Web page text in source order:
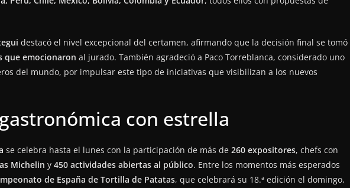
destacó el nivel excepcional del certamen, afirmando que la decisión final se tomó
que emocionaron al jurado. También agradeció a Paco Torreblanca, considerado uno
del mundo, por impulsar este tipo de iniciativas que visibilizan a los nuevos
con estrella
se celebra hasta el lunes con la participación de más de 260 expositores, chefs con
Michelin y 450 actividades abiertas al público. Entre los momentos más esperados
de España de Tortilla de Patatas, que celebrará su 18.ª edición el domingo,